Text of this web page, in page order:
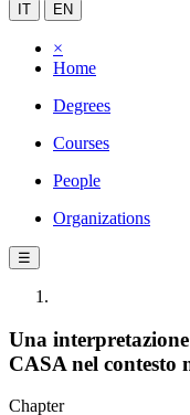
IT EN
×
Home
Degrees
Courses
People
Organizations
☰
Una
CASA nel contesto
Chapter